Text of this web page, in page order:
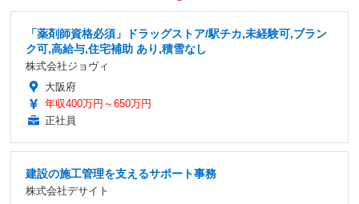
「薬剤師資格必須」ドラッグストア/駅チカ,未経験可,ブラン
ク可,高給与,住宅補助 あり,積雪なし
株式会社ジョヴィ
大阪府
年収400万円～650万円
正社員
建設の施工管理を支えるサポート事務
株式会社デサイト